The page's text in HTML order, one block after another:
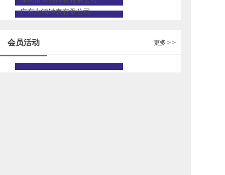
广东永鸿钟表有限公司
更多 > >
会员活动